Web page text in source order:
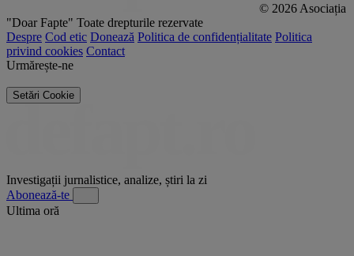
© 2026 Asociația
"Doar Fapte" Toate drepturile rezervate
Despre Cod etic Donează Politica de confidențialitate Politica
privind cookies Contact
Urmărește-ne
Setări Cookie
Investigații jurnalistice, analize, știri la zi
Abonează-te
Ultima oră